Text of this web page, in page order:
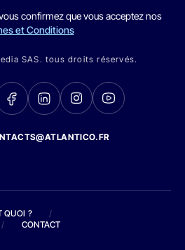
confirmez que vous acceptez nos
et Conditions
SAS. tous droits réservés.
QUOI ?
/
/ CONTACT